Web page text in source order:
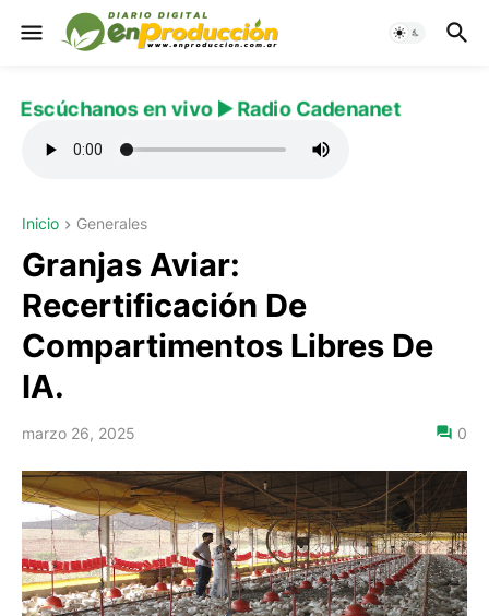
Escúchanos en vivo ▶️ Radio Cadenanet
Inicio Generales
Granjas Aviar:
Recertificación De
Compartimentos Libres De
IA.
marzo 26, 2025 0